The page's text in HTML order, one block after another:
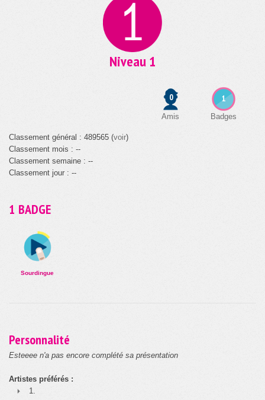
Niveau 1
1
Badges
0
Amis
Classement général : 489565 (voir)
Classement mois : --
Classement semaine : --
Classement jour : --
1 BADGE
Sourdingue
Personnalité
Esteeee n'a pas encore complété sa présentation
Artistes préférés :
1.